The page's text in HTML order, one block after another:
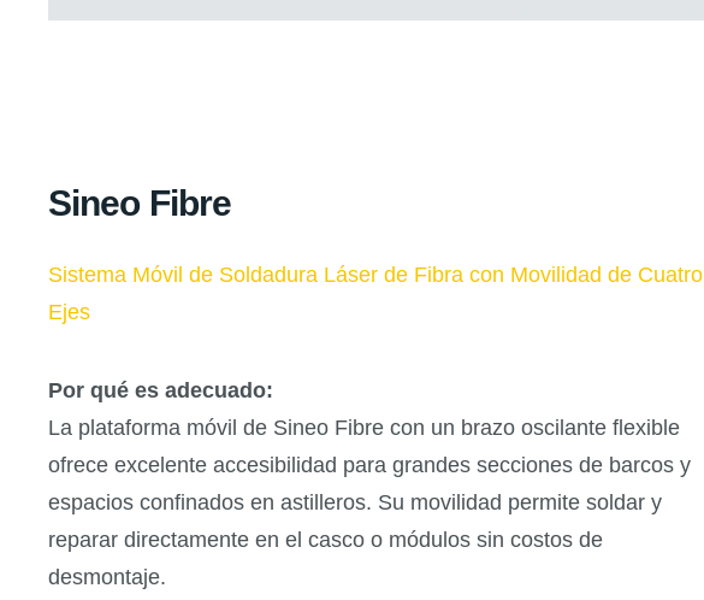
Sineo Fibre
Sistema Móvil de Soldadura Láser de Fibra con Movilidad de Cuatro
Ejes
Por qué es adecuado:
La plataforma móvil de Sineo Fibre con un brazo oscilante flexible
ofrece excelente accesibilidad para grandes secciones de barcos y
espacios confinados en astilleros. Su movilidad permite soldar y
reparar directamente en el casco o módulos sin costos de
desmontaje.